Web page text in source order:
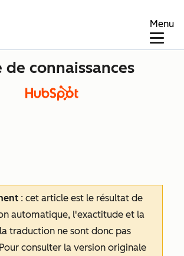
Menu
de connaissances
: cet article est le résultat de
automatique, l'exactitude et la
traduction ne sont donc pas
Pour consulter la version originale